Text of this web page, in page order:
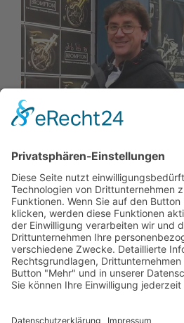
Wir wollen Ihr persönlicher Online
der sich auf die Fahne
und preiswerteste Anbieter zu sein.
Wir sind ständig im Wachstum und
schätzen.
Kay-Lucas Kaniewski